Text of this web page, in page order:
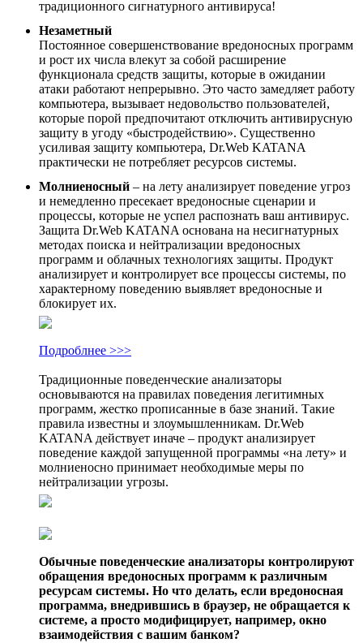
традиционного сигнатурного антивируса!
Незаметный
Постоянное совершенствование вредоносных программ
и рост их числа влекут за собой расширение
функционала средств защиты, которые в ожидании
атаки работают непрерывно. Это часто замедляет работу
компьютера, вызывает недовольство пользователей,
которые порой предпочитают отключить антивирусную
защиту в угоду «быстродействию». Существенно
усиливая защиту компьютера, Dr.Web KATANA
практически не потребляет ресурсов системы.
Молниеносный – на лету анализирует поведение угроз
и немедленно пресекает вредоносные сценарии и
процессы, которые не успел распознать ваш антивирус.
Защита Dr.Web KATANA основана на несигнатурных
методах поиска и нейтрализации вредоносных
программ и облачных технологиях защиты. Продукт
анализирует и контролирует все процессы системы, по
характерному поведению выявляет вредоносные и
блокирует их.
Подроблнее >>>
Традиционные поведенческие анализаторы
основываются на правилах поведения легитимных
программ, жестко прописанные в базе знаний. Такие
правила известны и злоумышленникам. Dr.Web
KATANA действует иначе – продукт анализирует
поведение каждой запущенной программы «на лету» и
молниеносно принимает необходимые меры по
нейтрализации угрозы.
Обычные поведенческие анализаторы контролируют
обращения вредоносных программ к различным
ресурсам системы. Но что делать, если вредоносная
программа, внедрившись в браузер, не обращается к
системе, а просто модифицирует, например, окно
взаимодействия с вашим банком?